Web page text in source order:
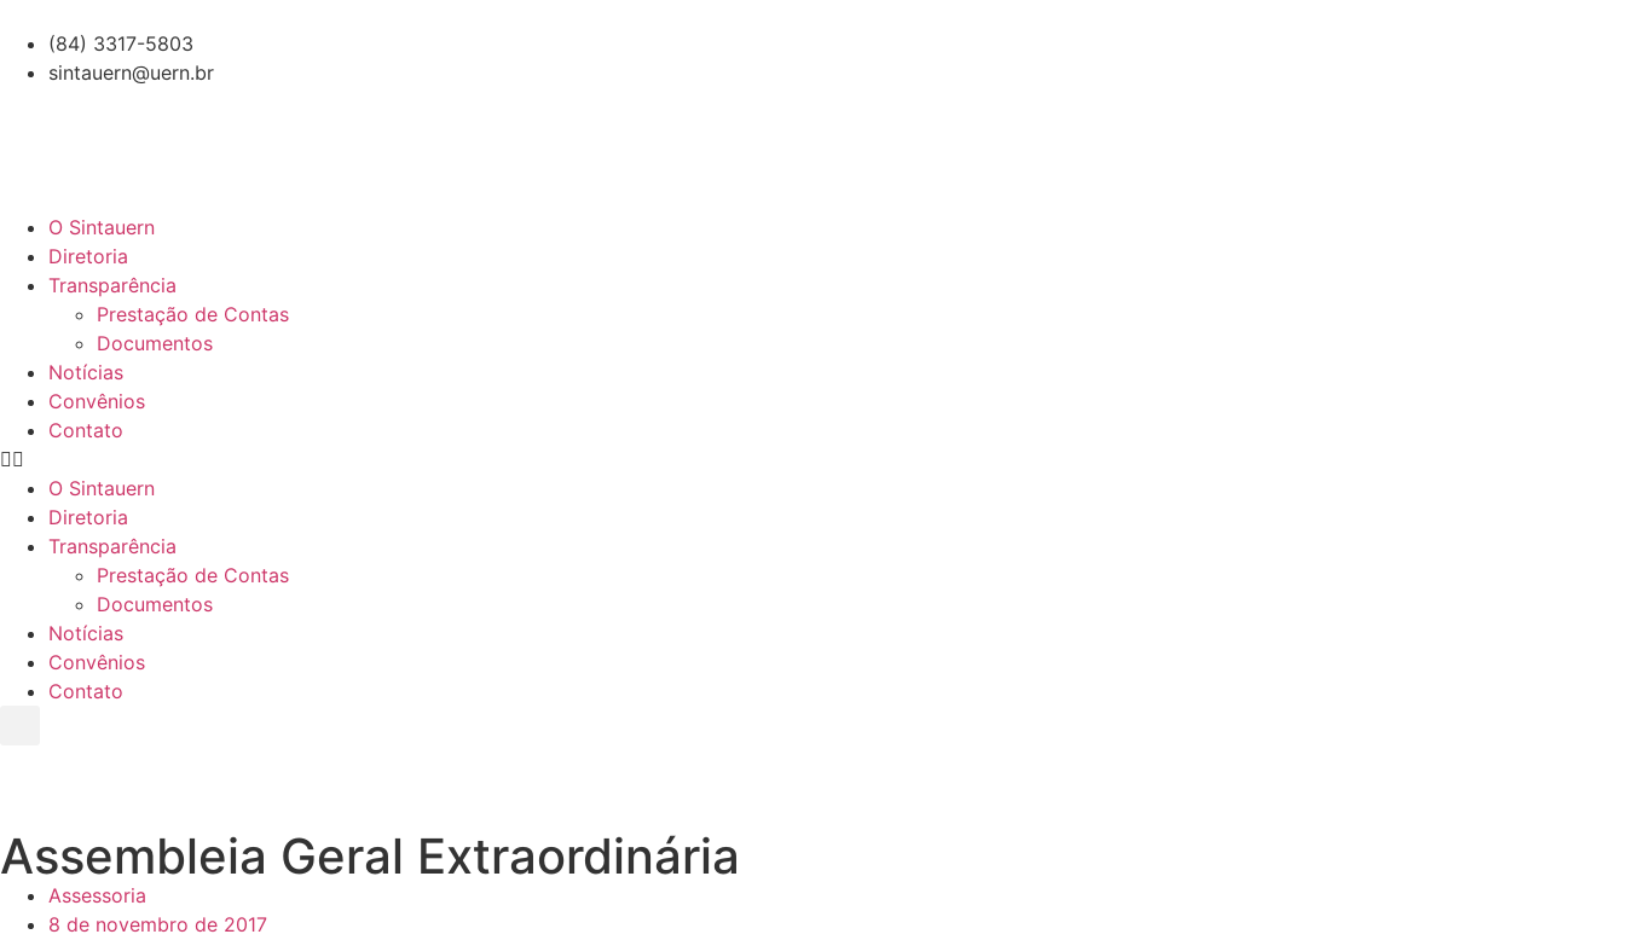
(84) 3317-5803
sintauern@uern.br
O Sintauern
Diretoria
Transparência
Prestação de Contas
Documentos
Notícias
Convênios
Contato
O Sintauern
Diretoria
Transparência
Prestação de Contas
Documentos
Notícias
Convênios
Contato
Assembleia Geral Extraordinária
Assessoria
8 de novembro de 2017